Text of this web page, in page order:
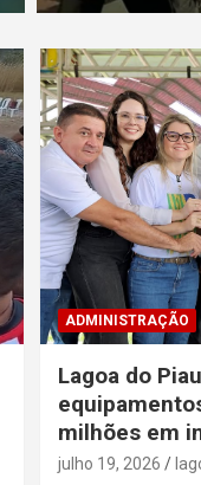
ADMINISTRAÇÃO
Lagoa do
milhões em
julho 19, 2026